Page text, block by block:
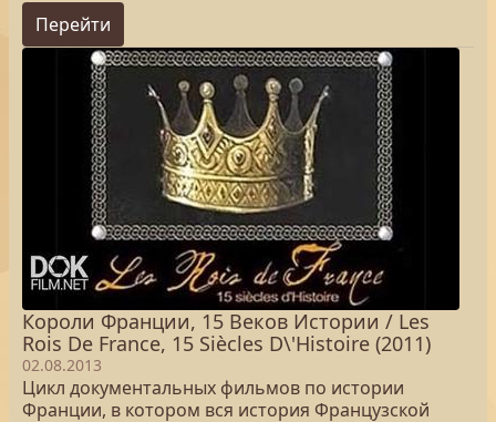
Перейти
Короли Франции, 15 Веков Истории / Les
Rois De France, 15 Siècles D\'Histoire (2011)
02.08.2013
Цикл документальных фильмов по истории
Франции, в котором вся история Французской